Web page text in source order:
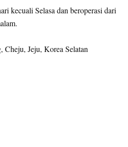
kecuali Selasa dan beroperasi dari
Cheju, Jeju, Korea Selatan